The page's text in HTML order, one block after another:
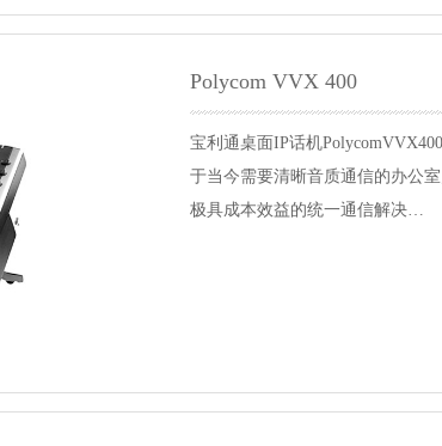
Polycom VVX 400
宝利通桌面IP话机
于当今需要清晰音质通信的办公
极具成本效益的统一通信解决…